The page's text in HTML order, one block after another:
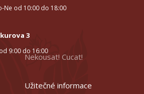
Ne od 10:00 do 18:00
3
9:00 do 16:00
Nekousat! Cucat!
Užitečné informace